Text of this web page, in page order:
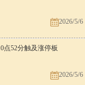
2026/5/6
点52分触及涨停板
2026/5/6